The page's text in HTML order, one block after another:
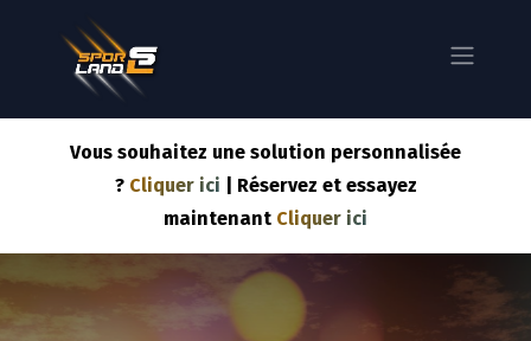
Vous souhaitez une solution personnalisée
? Cliquer ici | Réservez et essayez
maintenant Cliquer ici